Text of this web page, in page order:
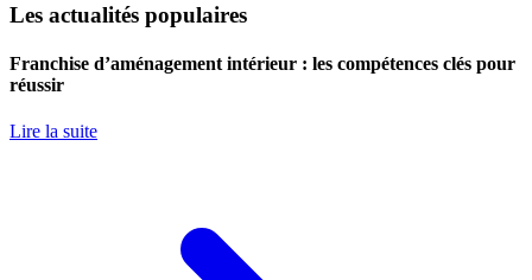
Les actualités populaires
Franchise d’aménagement intérieur : les compétences clés pour
réussir
Lire la suite